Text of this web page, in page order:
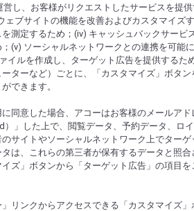
し、お客様がリクエストしたサービスを提供
ブサイトの機能を改善およびカスタマイズ
測定するため；(iv) キャッシュバックサービ
(v) ソーシャルネットワークとの連携を可能
イルを作成し、ターゲット広告を提供するた
ターなど）ごとに、「カスタマイズ」ボタン
できます。
同意した場合、アコーはお客様のメールアド
」した上で、閲覧データ、予約データ、ロ
サイトやソーシャルネットワーク上でター
は、これらの第三者が保有するデータと照合
ズ」ボタンから「ターゲット広告」の項目を
リンクからアクセスできる「カスタマイズ」